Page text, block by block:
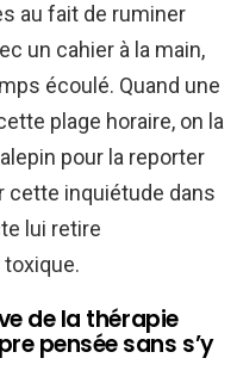
au fait de ruminer
un cahier à la main,
écoulé. Quand une
plage horaire, on la
pour la reporter
cette inquiétude dans
lui retire
de la thérapie
pensée sans s’y